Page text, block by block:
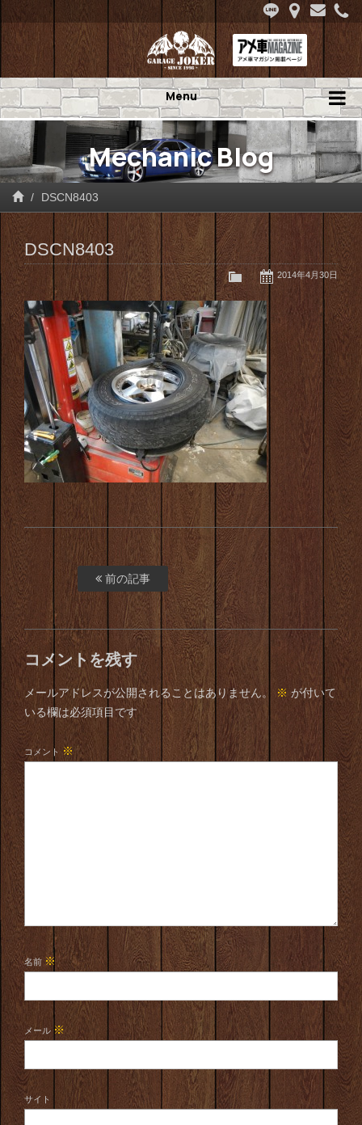
Menu
Mechanic Blog
DSCN8403
DSCN8403
2014年4月30日
前の記事
コメントを残す
メールアドレスが公開されることはありません。 ※ が付いて
いる欄は必須項目です
コメント ※
名前 ※
メール ※
サイト